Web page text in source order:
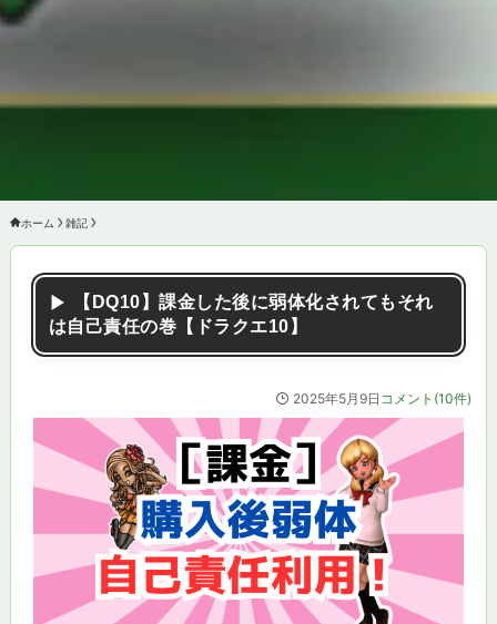
ホーム 雑記
【DQ10】課金した後に弱体化されてもそれ
は自己責任の巻【ドラクエ10】
2025年5月9日 コメント(10件)